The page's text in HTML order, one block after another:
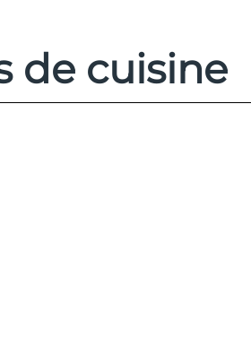
de cuisine